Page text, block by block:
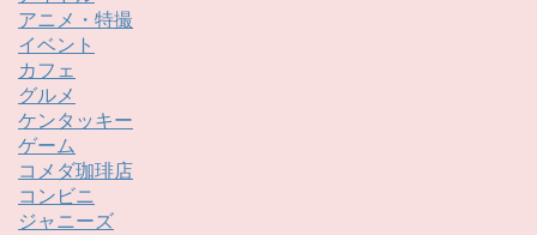
アニメ・特撮
イベント
カフェ
グルメ
ケンタッキー
ゲーム
コメダ珈琲店
コンビニ
ジャニーズ